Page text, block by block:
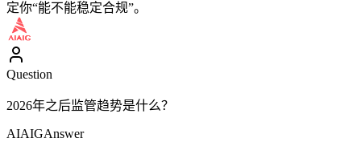
定你“能不能稳定合规”。
Question
2026年之后监管趋势是什么？
AIAIGAnswer